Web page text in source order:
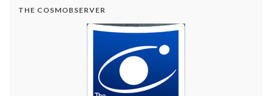
THE COSMOBSERVER